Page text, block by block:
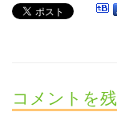
コメントを